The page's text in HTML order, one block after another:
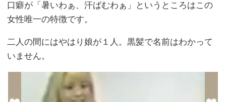
口癖が「暑いわぁ、汗ばむわぁ」というところはこの
女性唯一の特徴です。
二人の間にはやはり娘が１人。黒髪で名前はわかって
いません。